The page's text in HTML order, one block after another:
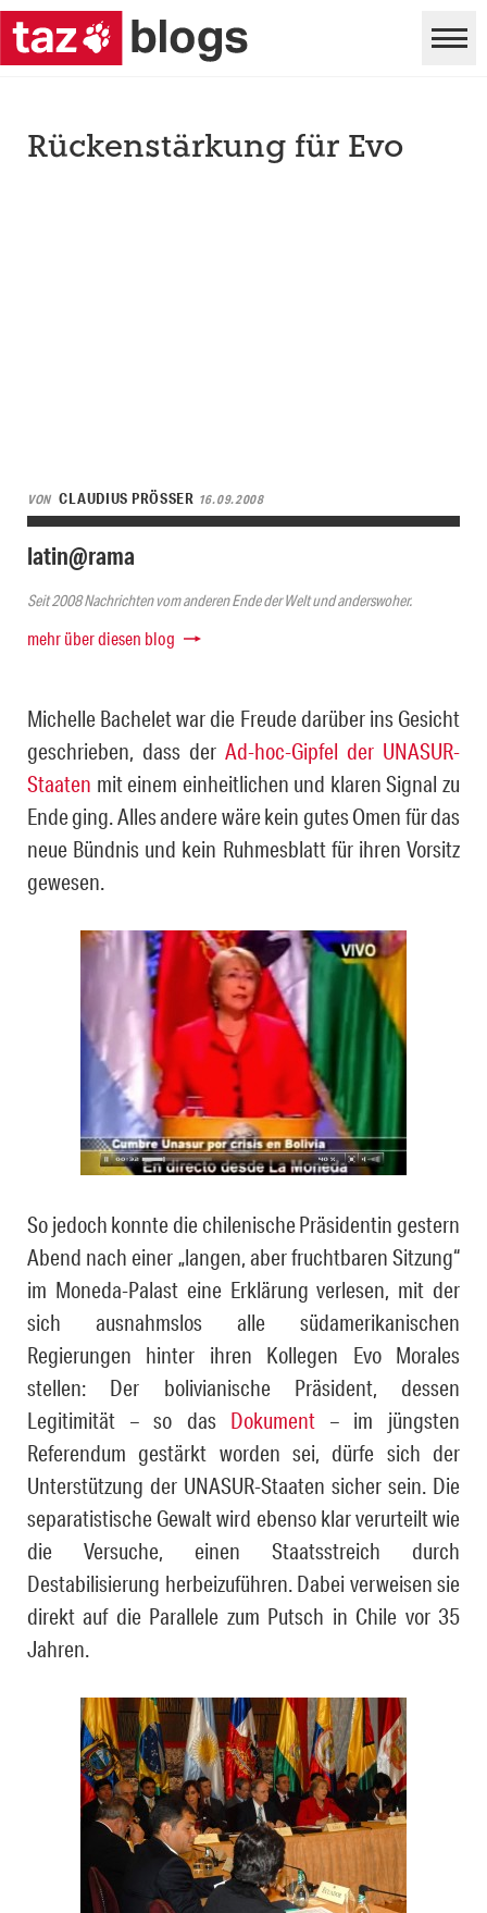
Rückenstärkung für Evo
VON CLAUDIUS PRÖSSER 16.09.2008
latin@rama
Seit 2008 Nachrichten vom anderen Ende der Welt und anderswoher.
mehr über diesen blog
Michelle Bachelet war die Freude darüber ins Gesicht
geschrieben, dass der Ad-hoc-Gipfel der UNASUR-
Staaten mit einem einheitlichen und kla­ren Signal zu
Ende ging. Alles andere wäre kein gutes Omen für das
neue Bündnis und kein Ruhmesblatt für ihren Vorsitz
gewesen.
So jedoch konnte die chilenische Präsidentin gestern
Abend nach einer „langen, aber fruchtbaren Sitzung“
im Moneda-Palast eine Erklärung ver­le­sen, mit der
sich ausnahmslos alle südamerikanischen
Regierungen hin­ter ihren Kollegen Evo Morales
stellen: Der bolivianische Präsident, dessen
Legitimität – so das Dokument – im jüngsten
Referendum gestärkt worden sei, dürfe sich der
Unterstützung der UNASUR-Staaten sicher sein. Die
separatistische Gewalt wird ebenso klar verurteilt wie
die Ver­su­che, einen Staatsstreich durch
Destabilisierung herbeizuführen. Da­bei ver­wei­sen sie
direkt auf die Parallele zum Putsch in Chile vor 35
Jahren.